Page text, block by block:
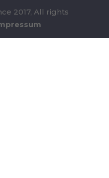
2017, All rights